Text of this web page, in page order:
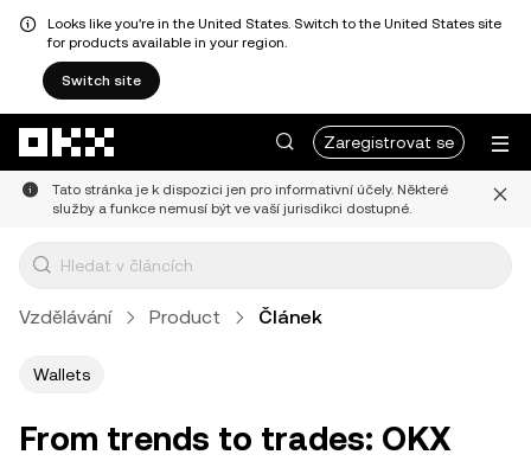
Looks like you're in the United States. Switch to the United States site
for products available in your region.
Switch site
Zaregistrovat se
Tato stránka je k dispozici jen pro informativní účely. Některé
služby a funkce nemusí být ve vaší jurisdikci dostupné.
Vzdělávání Product Článek
Wallets
From trends to trades: OKX